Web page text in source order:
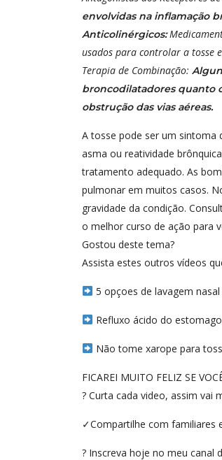
envolvidas na inflamação
Anticolinérgicos:
usados para controlar a tosse
Terapia de Combinação:
broncodilatadores quanto
obstrução das vias aéreas.
A tosse pode ser um sintoma
asma ou reatividade
tratamento adequado. As
pulmonar em muitos casos.
gravidade da condição.
o melhor curso de ação para
Gostou deste tema?
Assista estes outros vídeos
5 opçoes de lavagem nasal
Refluxo ácido do
Não tome xarope para
FICAREI MUITO FELIZ SE
? Curta cada video, assim vai
✓Compartilhe com familiares
? Inscreva hoje no meu canal